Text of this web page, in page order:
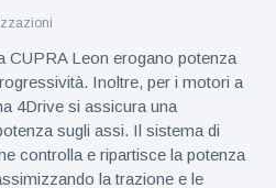
CUPRA Leon erogano potenza
Inoltre, per i motori a
4Drive si assicura una
sugli assi. Il sistema di
controlla e ripartisce la potenza
la trazione e le